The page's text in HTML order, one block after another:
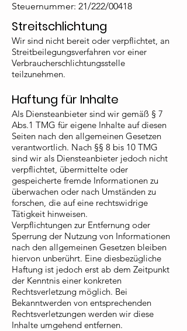
Steuernummer: 21/222/00418
Streitschlichtung
Wir sind nicht bereit oder verpflichtet, an
Streitbeilegungsverfahren vor einer
Verbraucherschlichtungsstelle
teilzunehmen.
Haftung für Inhalte
Als Diensteanbieter sind wir gemäß § 7
Abs.1 TMG für eigene Inhalte auf diesen
Seiten nach den allgemeinen Gesetzen
verantwortlich. Nach §§ 8 bis 10 TMG
sind wir als Diensteanbieter jedoch nicht
verpflichtet, übermittelte oder
gespeicherte fremde Informationen zu
überwachen oder nach Umständen zu
forschen, die auf eine rechtswidrige
Tätigkeit hinweisen.
Verpflichtungen zur Entfernung oder
Sperrung der Nutzung von Informationen
nach den allgemeinen Gesetzen bleiben
hiervon unberührt. Eine diesbezügliche
Haftung ist jedoch erst ab dem Zeitpunkt
der Kenntnis einer konkreten
Rechtsverletzung möglich. Bei
Bekanntwerden von entsprechenden
Rechtsverletzungen werden wir diese
Inhalte umgehend entfernen.